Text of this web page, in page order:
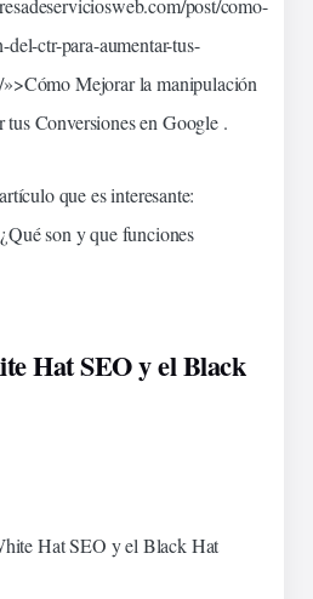
post/como-
ctr-para-aumentar-tus-
/»>Cómo Mejorar lamanipulación
Conversiones en Google .
que es interesante:
son y que funciones
Hat SEO y el Black
Hat SEO y el Black Hat